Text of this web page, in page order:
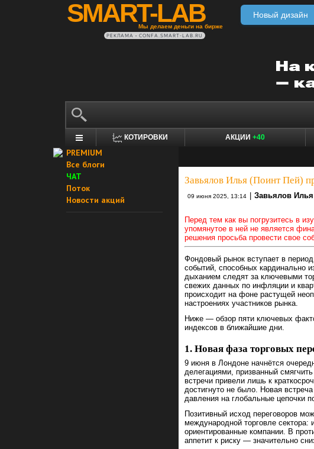
SMART-LAB
Мы делаем деньги на бирже
Новый дизайн
РЕКЛАМА • CONFA.SMART-LAB.RU
КОТИРОВКИ АКЦИИ +40
PREMIUM
Все блоги
ЧАТ
Поток
Новости акций
Завьялов Илья (Поинт Пей)
09 июня 2025, 13:14 Завьялов
Перед тем как вы погрузитесь в
упомянутое в ней не является
решения просьба провести свое
Фондовый рынок вступает в
событий, способных кардинально
дыханием следят за ключевыми
свежих данных по инфляции и
происходит на фоне растущей
настроениях участников рынка.
Ниже — обзор пяти ключевых
индексов в ближайшие дни.
1. Новая фаза торговых
9 июня в Лондоне начнётся
делегациями, призванный
встречи привели лишь к
достигнуто не было. Новая
давления на глобальные цепочки
Позитивный исход переговоров
международной торговле сектора:
ориентированные компании. В
аппетит к риску — значительно